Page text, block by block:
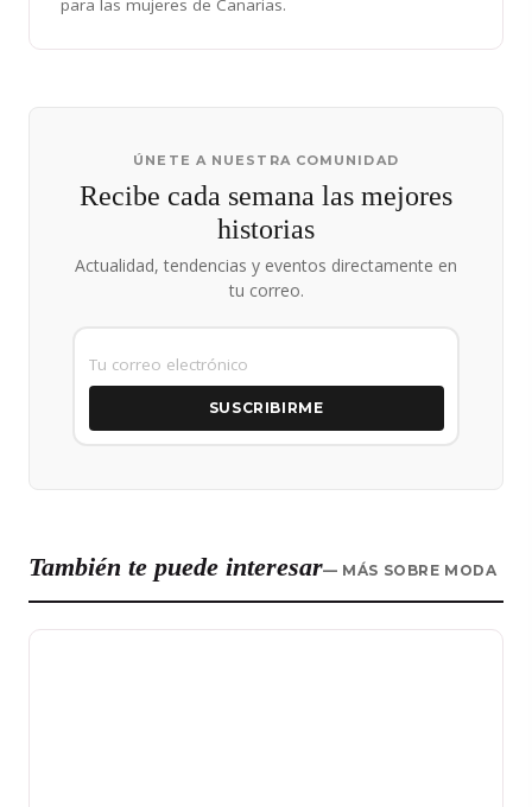
para las mujeres de Canarias.
ÚNETE A NUESTRA COMUNIDAD
Recibe cada semana las mejores
historias
Actualidad, tendencias y eventos directamente en
tu correo.
SUSCRIBIRME
También te puede interesar— MÁS SOBRE MODA